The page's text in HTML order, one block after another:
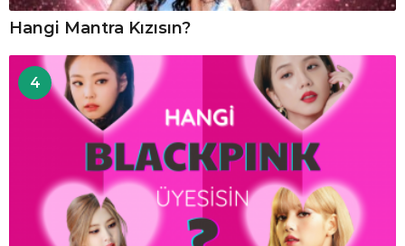
Hangi Mantra Kızısın?
4